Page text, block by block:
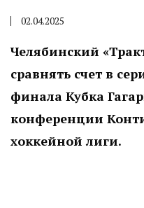
02.04.2025
Челябинский
сравнять счет в
финала Кубка
конференции
хоккейной лиги.